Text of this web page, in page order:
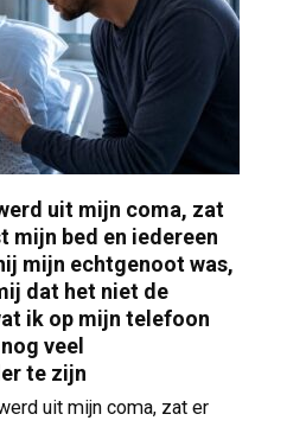
uit mijn coma, zat
mijn bed en iedereen
mijn echtgenoot was,
dat het niet de
ik op mijn telefoon
veel
te zijn
uit mijn coma, zat er